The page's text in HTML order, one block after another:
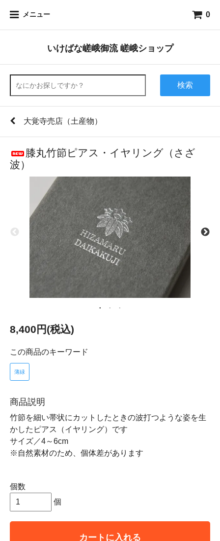
メニュー 0
いけばな嵯峨御流 嵯峨ショップ
検索
大覚寺売店（土産物）
膝丸竹節ピアス・イヤリング（さざ
波）
8,400円(税込)
この商品のキーワード
薄緑
商品説明
竹節を細い帯状にカットしたときの波打つような姿を生
かしたピアス（イヤリング）です
サイズ／4～6cm
※自然素材のため、個体差があります
個数
個
カートに入れる